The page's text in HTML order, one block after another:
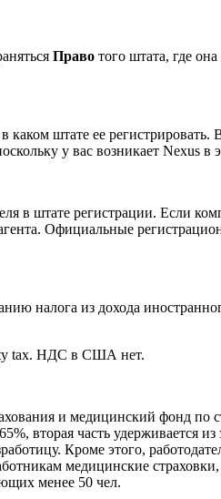
Право того штата, где
штате ее
у вас возникает Nexus в
в штате регистрации. Если
Официальные
налога из дохода
tax. НДС в США нет.
и медицинский фонд по
вторая часть удерживается
Кроме этого,
медицинские
менее 50 чел.